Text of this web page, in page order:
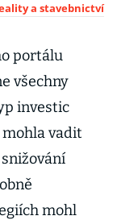
být i
Olomouc nebo
a stavebnictví
portálu
všechny
investic
vadit
mohl